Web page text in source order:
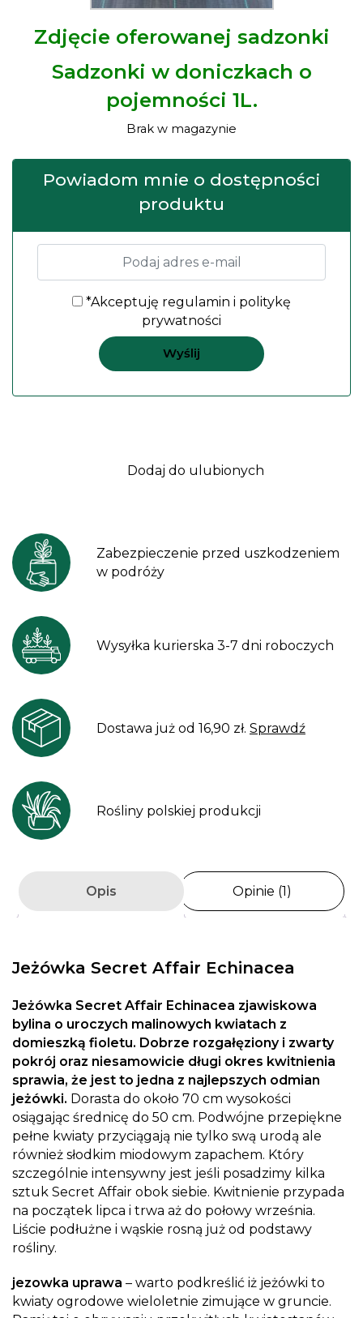
Zdjęcie oferowanej sadzonki
Sadzonki w doniczkach o
pojemności 1L.
Brak w magazynie
Powiadom mnie o dostępności
produktu
*Akceptuję regulamin i politykę
prywatności
Dodaj do ulubionych
Zabezpieczenie przed uszkodzeniem
w podróży
Wysyłka kurierska 3-7 dni roboczych
Dostawa już od 16,90 zł. Sprawdź
Rośliny polskiej produkcji
Opis Opinie (1)
Jeżówka Secret Affair Echinacea
Jeżówka Secret Affair Echinacea zjawiskowa
bylina o uroczych malinowych kwiatach z
domieszką fioletu. Dobrze rozgałęziony i zwarty
pokrój oraz niesamowicie długi okres kwitnienia
sprawia, że jest to jedna z najlepszych odmian
jeżówki. Dorasta do około 70 cm wysokości
osiągając średnicę do 50 cm. Podwójne przepiękne
pełne kwiaty przyciągają nie tylko swą urodą ale
również słodkim miodowym zapachem. Który
szczególnie intensywny jest jeśli posadzimy kilka
sztuk Secret Affair obok siebie. Kwitnienie przypada
na początek lipca i trwa aż do połowy września.
Liście podłużne i wąskie rosną już od podstawy
rośliny.
jezowka uprawa – warto podkreślić iż jeżówki to
kwiaty ogrodowe wieloletnie zimujące w gruncie.